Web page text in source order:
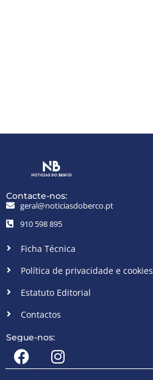
Contacte-nos:
geral@noticiasdoberco.pt
910 598 895
Ficha Técnica
Política de privacidade e cookies
Estatuto Editorial
Contactos
Segue-nos: